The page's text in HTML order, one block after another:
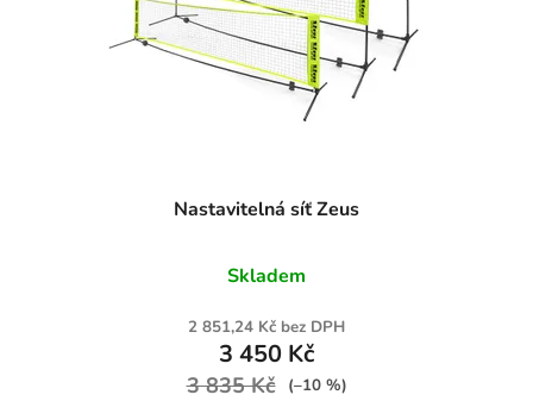
Nastavitelná síť Zeus
Skladem
2 851,24 Kč bez DPH
3 450 Kč
3 835 Kč (–10 %)